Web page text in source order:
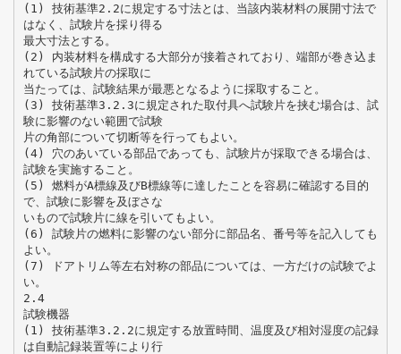
(1) 技術基準2.2に規定する寸法とは、当該内装材料の展開寸法で
はなく、試験片を採り得る
最大寸法とする。
(2) 内装材料を構成する大部分が接着されており、端部が巻き込ま
れている試験片の採取に
当たっては、試験結果が最悪となるように採取すること。
(3) 技術基準3.2.3に規定された取付具へ試験片を挟む場合は、試
験に影響のない範囲で試験
片の角部について切断等を行ってもよい。
(4) 穴のあいている部品であっても、試験片が採取できる場合は、
試験を実施すること。
(5) 燃料がA標線及びB標線等に達したことを容易に確認する目的
で、試験に影響を及ぼさな
いもので試験片に線を引いてもよい。
(6) 試験片の燃料に影響のない部分に部品名、番号等を記入しても
よい。
(7) ドアトリム等左右対称の部品については、一方だけの試験でよ
い。
2.4
試験機器
(1) 技術基準3.2.2に規定する放置時間、温度及び相対湿度の記録
は自動記録装置等により行